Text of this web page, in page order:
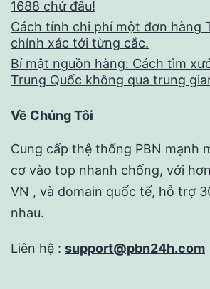
1688 chứ đâu!
Cách tính chi phí một đơn hàng
chính xác tới từng cắc.
Bí mật nguồn hàng: Cách tìm
Trung Quốc không qua trung
Về Chúng Tôi
Cung cấp thệ thống PBN mạnh
cơ vào top nhanh chống, với
VN , và domain quốc tế, hỗ trợ
nhau.
Liên hệ : support@pbn24h.com